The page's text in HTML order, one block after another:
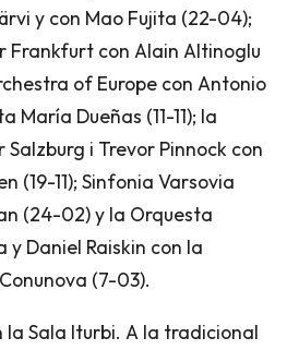
y con Mao Fujita (22-04);
Frankfurt con Alain Altinoglu
of Europe con Antonio
María Dueñas (11-11); la
i Trevor Pinnock con
(19-11); Sinfonia Varsovia
(24-02) y la Orquesta
y Daniel Raiskin con la
(7-03).
la Sala Iturbi. A la tradicional